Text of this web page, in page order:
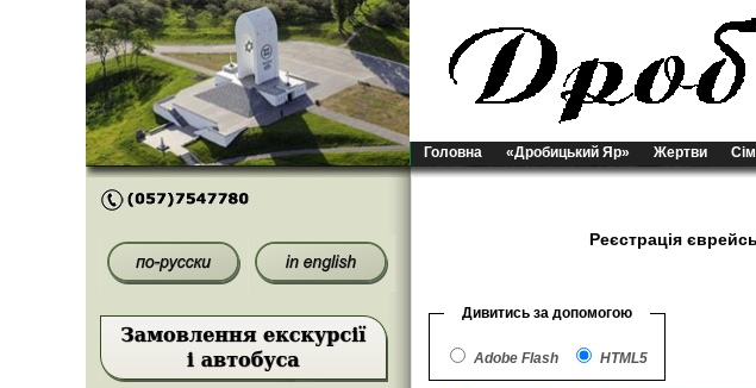
Головна «Дробицький Яр» Жертви
Реєстрація
Дивитись за допомогою
Adobe Flash HTML5